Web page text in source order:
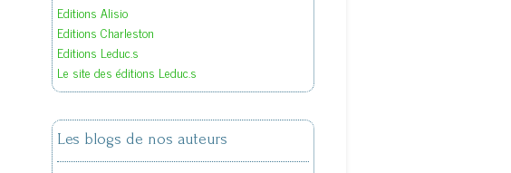
Editions Alisio
Editions Charleston
Editions Leduc.s
Le site des éditions Leduc.s
Les blogs de nos auteurs